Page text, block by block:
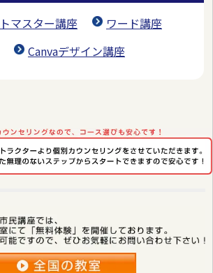
マスター講座
ワード講座
Canvaデザイン講座